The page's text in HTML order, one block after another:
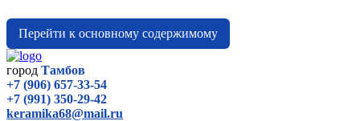
Перейти к основному содержимому
город Тамбов
+7 (906) 657-33-54
+7 (991) 350-29-42
keramika68@mail.ru